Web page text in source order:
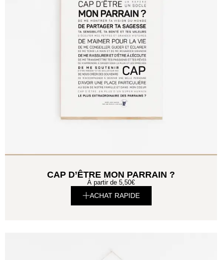
CAP D’ÊTRE MON PARRAIN ?
À partir de 5,50€
ACHAT RAPIDE